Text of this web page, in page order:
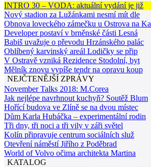
INTRO 30 – VODA: aktuální vydání je již
Nový stadion za Lužánkami nesmí mít dle
Obnova loveckého zámečku u Ostrova na Ka
Developer postaví v brněnské části Lesná
Babiš uvažuje o převodu Hrzánského palác
Oblíbený karvinský areál Lodičky se přip
V Ostravě vzniká Rezidence Stodolní, byt
Mělník znovu vypíše tendr na opravu koup
NEJČTENĚJŠÍ ZPRÁVY
November Talks 2018: M.Corea
Jak nejlépe navrhnout kuchyň? Soutěž Blum
Hořící budova ve Zlíně se na dvou místec
Dům Karla Hubáčka – experimentální rodin
Tři dny, tři noci a tři vily v záři světel
Kolín připravuje centrum sociálních služ
Otevření náměstí Jiřího z Poděbrad
World of Volvo očima architekta Martina
KATALOG